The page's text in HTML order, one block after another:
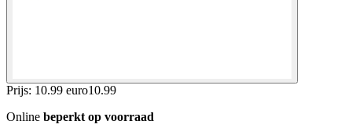
Prijs: 10.99 euro10.99
Online beperkt op voorraad